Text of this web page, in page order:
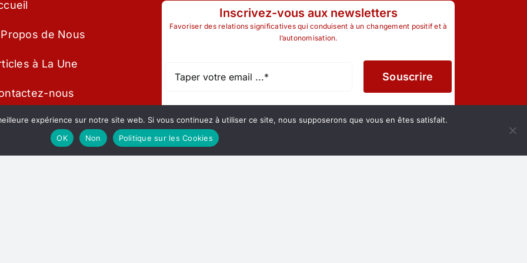
de Nous
à La Une
nous
Inscrivez-vous aux newsletters
Favoriser des relations significatives qui conduisent à un changement positif et à
l’autonomisation.
Souscrire
expérience sur notre site web. Si vous continuez à utiliser ce site, nous supposerons que vous en êtes satisfait.
OK
Non Politique sur les Cookies